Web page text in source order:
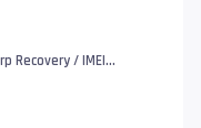
Recovery / IMEI
Sorunlar